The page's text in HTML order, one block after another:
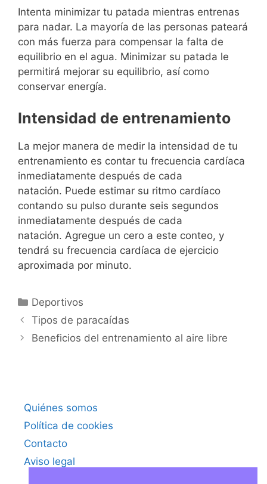
Intenta minimizar tu patada mientras entrenas
para nadar. La mayoría de las personas pateará
con más fuerza para compensar la falta de
equilibrio en el agua. Minimizar su patada le
permitirá mejorar su equilibrio, así como
conservar energía.
Intensidad de entrenamiento
La mejor manera de medir la intensidad de tu
entrenamiento es contar tu frecuencia cardíaca
inmediatamente después de cada
natación. Puede estimar su ritmo cardíaco
contando su pulso durante seis segundos
inmediatamente después de cada
natación. Agregue un cero a este conteo, y
tendrá su frecuencia cardíaca de ejercicio
aproximada por minuto.
Categorías
Deportivos
Tipos de paracaídas
Beneficios del entrenamiento al aire libre
Quiénes somos
Política de cookies
Contacto
Aviso legal